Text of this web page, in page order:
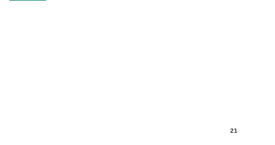
21